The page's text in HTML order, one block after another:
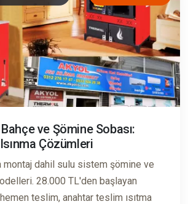
ve Şömine Sobası:
Çözümleri
montaj dahil sulu sistem şömine ve
28.000 TL'den başlayan
teslim, anahtar teslim ısıtma